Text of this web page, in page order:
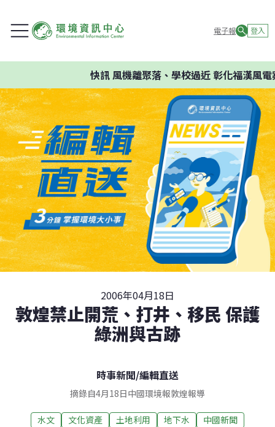
電子報 登入
快訊風機離聚落、學校過近 彰化福漢風電
2006年04月18日
敦煌禁止開荒、打井、移民 保護
綠洲與古跡
時事新聞/編輯直送
摘錄自4月18日中國環境報敦煌報導
水文 文化資產 土地利用 地下水
中國新聞